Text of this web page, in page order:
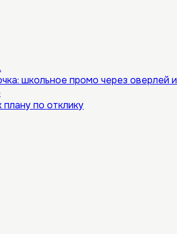
школьное промо через оверлей и
плану по отклику